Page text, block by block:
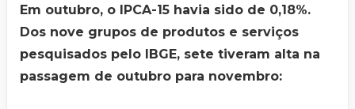
Em outubro, o IPCA-15 havia sido de 0,18%.
Dos nove grupos de produtos e serviços
pesquisados pelo IBGE, sete tiveram alta na
passagem de outubro para novembro: